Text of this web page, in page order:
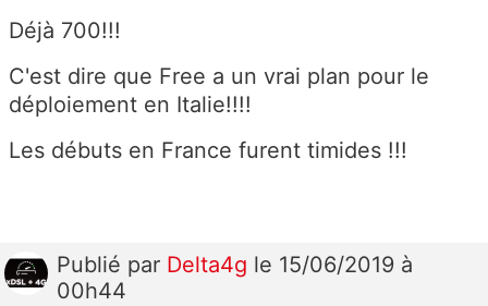
Déjà 700!!!
C'est dire que Free a un vrai plan pour le
déploiement en Italie!!!!
Les débuts en France furent timides !!!
Publié par Delta4g le 15/06/2019 à
00h44